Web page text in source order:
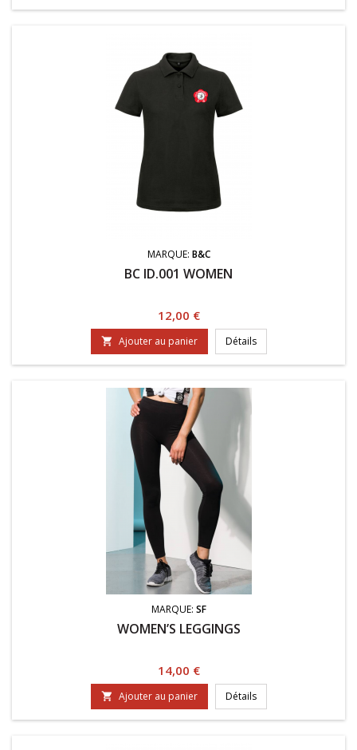
MARQUE: B&C
BC ID.001 WOMEN
Prix
12,00 €
 Ajouter au panier Détails
MARQUE: SF
WOMEN’S LEGGINGS
Prix
14,00 €
 Ajouter au panier Détails